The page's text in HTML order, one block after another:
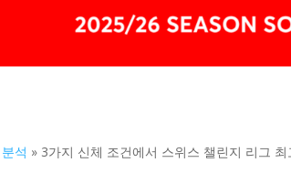
분석 » 3가지 신체 조건에서 스위스 챌린지 리그